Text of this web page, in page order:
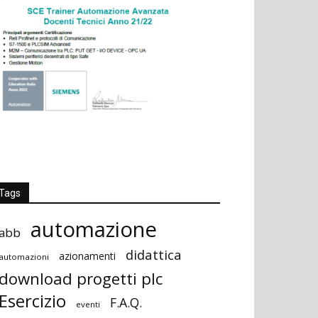
automazione
automazioni azionamenti didattica
download progetti plc
Esercizio eventi F.A.Q.